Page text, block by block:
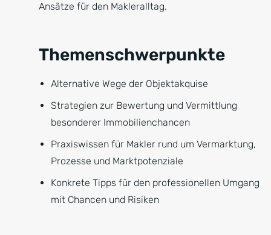
Ansätze für den Makleralltag.
Themenschwerpunkte
Alternative Wege der Objektakquise
Strategien zur Bewertung und Vermittlung
besonderer Immobilienchancen
Praxiswissen für Makler rund um Vermarktung,
Prozesse und Marktpotenziale
Konkrete Tipps für den professionellen Umgang
mit Chancen und Risiken